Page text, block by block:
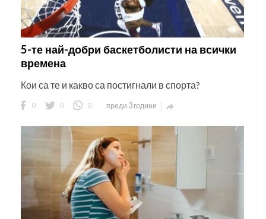
5-те най-добри баскетболисти на всички
времена
Кои са те и какво са постигнали в спорта?
0 0 0 преди 3 години 